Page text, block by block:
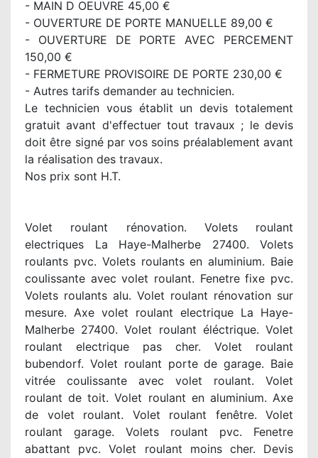
- MAIN D OEUVRE 45,00 €
- OUVERTURE DE PORTE MANUELLE 89,00 €
- OUVERTURE DE PORTE AVEC PERCEMENT
150,00 €
- FERMETURE PROVISOIRE DE PORTE 230,00 €
- Autres tarifs demander au technicien.
Le technicien vous établit un devis totalement
gratuit avant d'effectuer tout travaux ; le devis
doit être signé par vos soins préalablement avant
la réalisation des travaux.
Nos prix sont H.T.
Volet roulant rénovation. Volets roulant
electriques La Haye-Malherbe 27400. Volets
roulants pvc. Volets roulants en aluminium. Baie
coulissante avec volet roulant. Fenetre fixe pvc.
Volets roulants alu. Volet roulant rénovation sur
mesure. Axe volet roulant electrique La Haye-
Malherbe 27400. Volet roulant éléctrique. Volet
roulant electrique pas cher. Volet roulant
bubendorf. Volet roulant porte de garage. Baie
vitrée coulissante avec volet roulant. Volet
roulant de toit. Volet roulant en aluminium. Axe
de volet roulant. Volet roulant fenêtre. Volet
roulant garage. Volets roulant pvc. Fenetre
abattant pvc. Volet roulant moins cher. Devis